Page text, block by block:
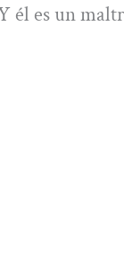
él es un